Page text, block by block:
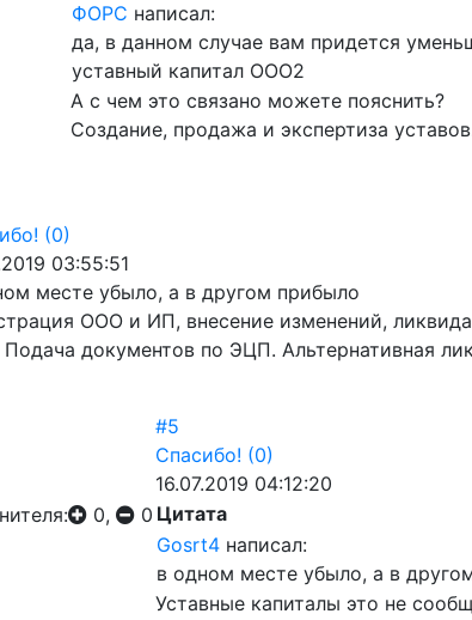
ФОРС написал:
да, в данном случае вам придется
уставный капитал ООО2
А с чем это связано можете пояснить?
Создание, продажа и экспертиза
(0)
03:55:51
месте убыло, а в другом прибыло
ООО и ИП, внесение изменений,
документов по ЭЦП. Альтернативная
0, 0
#5
Спасибо! (0)
16.07.2019 04:12:20
Цитата
Gosrt4 написал:
в одном месте убыло, а в
Уставные капиталы это не